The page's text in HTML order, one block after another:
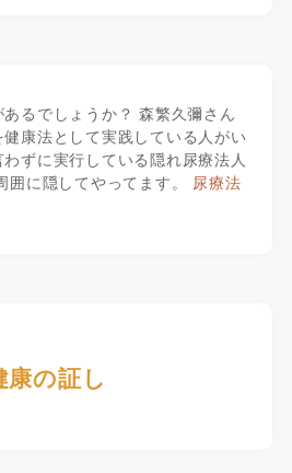
るでしょうか？ 森繁久彌さん
康法として実践している人がい
ずに実行している隠れ尿療法人
囲に隠してやってます。 尿療法
康の証し